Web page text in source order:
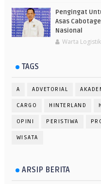
Pengingat
Asas
Nasional
Warta
TAGS
A ADVETORIAL
CARGO HINTERLAND
OPINI PERISTIWA
WISATA
ARSIP BERITA